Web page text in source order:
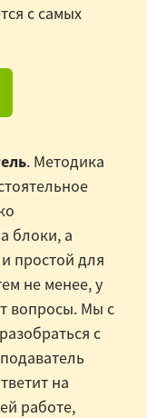
с самых
. Методика
блоки, а
простой для
не менее, у
вопросы. Мы с
с
на
работе,